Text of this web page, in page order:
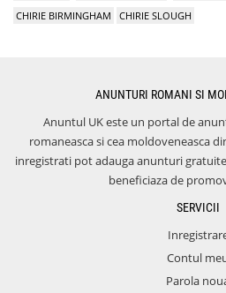
CHIRIE BIRMINGHAM
CHIRIE SLOUGH
ANUNTURI ROMANI SI
Anuntul UK este un portal de
romaneasca si cea moldoveneasca
inregistrati pot adauga anunturi
beneficiaza de
SERVICII
Contul
Parola